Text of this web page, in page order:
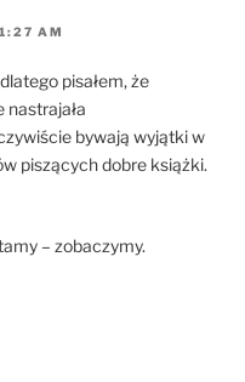
AM
pisałem, że
nastrajała
bywają wyjątki w
piszących dobre książki.
– zobaczymy.